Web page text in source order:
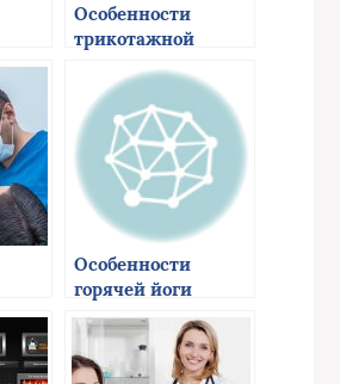
Особенности
трикотажной
Особенности
горячей йоги